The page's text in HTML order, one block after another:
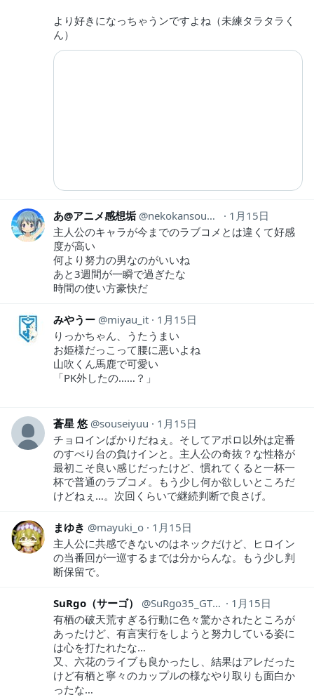
より好きになっちゃうンですよね（未練タラタラく
ん）
あ@アニメ感想垢 nekokansouyox
1月15日
主人公のキャラが今までのラブコメとは違くて好感
度が高い
何より努力の男なのがいいね
あと3週間が一瞬で過ぎたな
時間の使い方豪快だ
みやうー miyau_it
1月15日
りっかちゃん、うたうまい
お姫様だっこって腰に悪いよね
山吹くん馬鹿で可愛い
「PK外したの……？」
蒼星 悠 souseiyuu
1月15日
チョロインばかりだねぇ。そしてアポロ以外は定番
のすべり台の負けインと。主人公の奇抜？な性格が
最初こそ良い感じだったけど、慣れてくると一杯一
杯で普通のラブコメ。もう少し何か欲しいところだ
けどねぇ…。次回くらいで継続判断で良さげ。
まゆき mayuki_o
1月15日
主人公に共感できないのはネックだけど、ヒロイン
の当番回が一巡するまでは分からんな。もう少し判
断保留で。
SuRgo（サーゴ） SuRgo35_GTR23
1月15日
有栖の破天荒すぎる行動に色々驚かされたところが
あったけど、有言実行をしようと努力している姿に
は心を打たれたな…
又、六花のライブも良かったし、結果はアレだった
けど有栖と寧々のカップルの様なやり取りも面白か
ったな…